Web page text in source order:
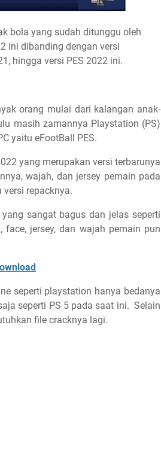
bola yang sudah ditunggu oleh
ini dibanding dengan versi
hingga versi PES 2022 ini.
orang mulai dari kalangan anak-
masih zamannya Playstation (PS)
yaitu eFootBall PES.
yang merupakan versi terbarunya
wajah, dan jersey pemain pada
repacknya.
sangat bagus dan jelas seperti
jersey, dan wajah pemain pun
seperti playstation hanya bedanya
seperti PS 5 pada saat ini. Selain
file cracknya lagi.